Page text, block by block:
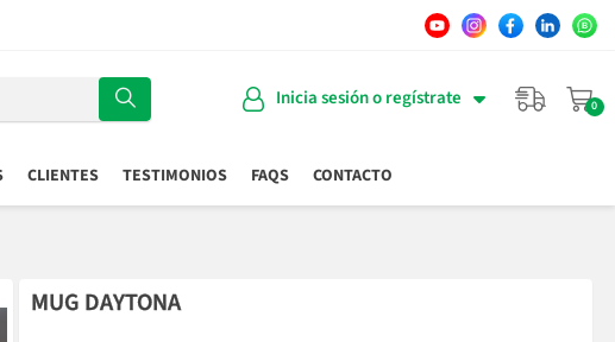
Inicia sesión o regístrate
CLIENTES TESTIMONIOS FAQS CONTACTO
MUG DAYTONA